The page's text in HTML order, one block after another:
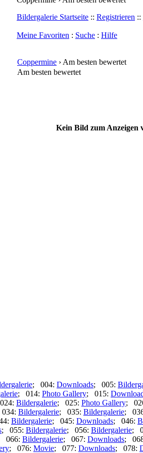
Bildergalerie Startseite :: Registrieren ::
Meine Favoriten : Suche : Hilfe
Coppermine › Am besten bewertet
Am besten bewertet
Kein Bild zum Anzeigen
; 004: Downloads; 005:
; 014: Photo Gallery; 015:
Bildergalerie; 025: Photo Gallery;
Bildergalerie; 035: Bildergalerie;
Bildergalerie; 045: Downloads; 046:
; 055: Bildergalerie; 056: Bildergalerie;
066: Bildergalerie; 067: Downloads;
; 076: Movie; 077: Downloads; 078: